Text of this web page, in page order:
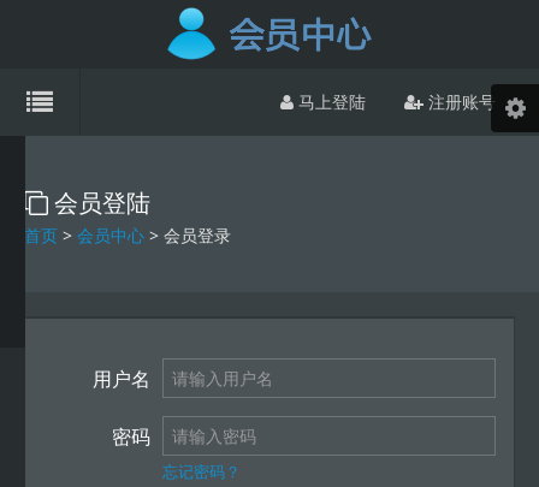
马上登陆 注册账号
会员登陆
首页 > 会员中心 > 会员登录
用户名
密码
忘记密码？